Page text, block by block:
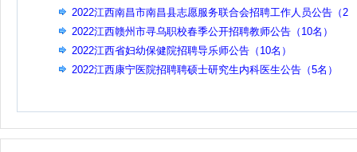
2022江西南昌市南昌县志愿服务联合会招聘工作人员公告（2
名）
2022江西赣州市寻乌职校春季公开招聘教师公告（10名）
2022江西省妇幼保健院招聘导乐师公告（10名）
2022江西康宁医院招聘聘硕士研究生内科医生公告（5名）